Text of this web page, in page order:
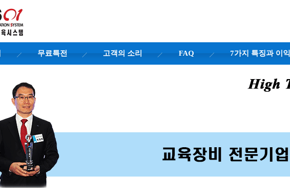
무료특전 고객의 소리 FAQ 7가지 특징과 이익